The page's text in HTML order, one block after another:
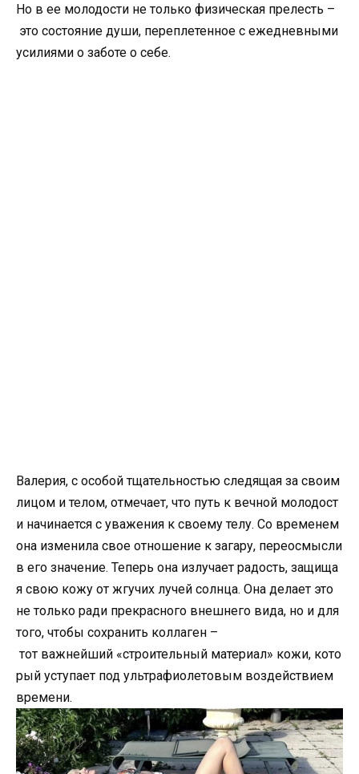
Но в ее молодости не только физическая прелесть –
это состояние души, переплетенное с ежедневными
усилиями о заботе о себе.
Валерия, с особой тщательностью следящая за своим
лицом и телом, отмечает, что путь к вечной молодост
и начинается с уважения к своему телу. Со временем
она изменила свое отношение к загару, переосмысли
в его значение. Теперь она излучает радость, защища
я свою кожу от жгучих лучей солнца. Она делает это
не только ради прекрасного внешнего вида, но и для
того, чтобы сохранить коллаген –
тот важнейший «строительный материал» кожи, кото
рый уступает под ультрафиолетовым воздействием
времени.